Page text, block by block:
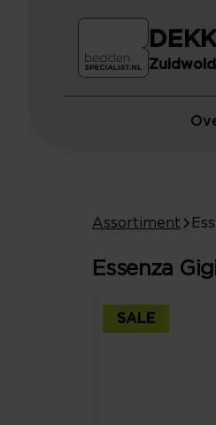
Assortiment
Essenza
SALE